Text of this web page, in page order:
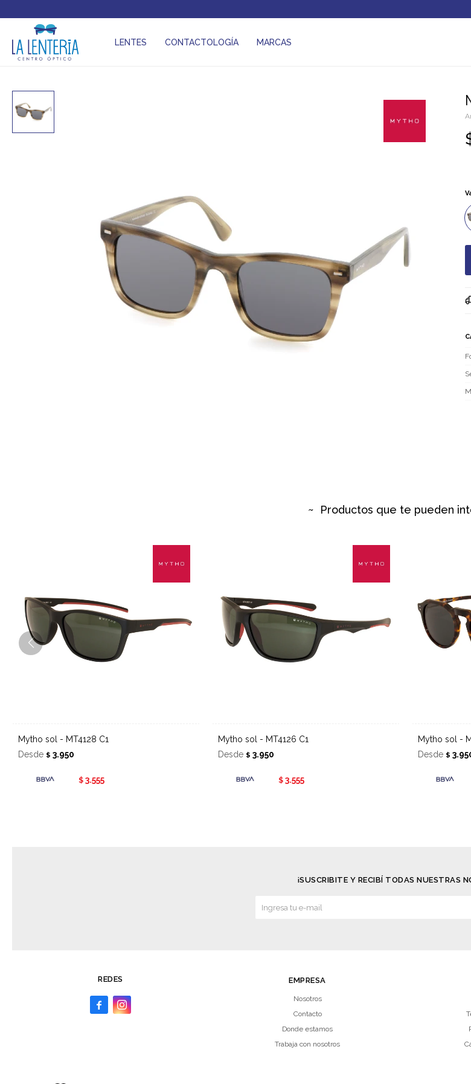
LENTES CONTACTOLOGÍA MARCAS
Productos que te pueden
Mytho sol - MT4128 C1
Desde $ 3.950
$ 3.555
Mytho sol - MT4126 C1
Desde $ 3.950
$ 3.555
Mytho sol -
Desde $
REDES
 
EMPRESA
Nosotros
Contacto
Donde estamos
Trabaja con nosotros
¡SUSCRIBITE Y RECIBÍ TODAS NUESTRAS